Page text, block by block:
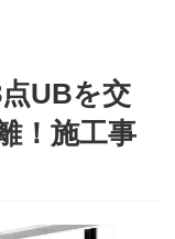
点UBを交
！施工事